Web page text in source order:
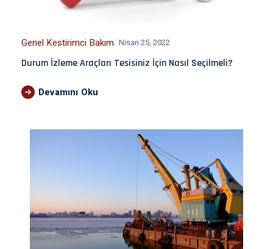
Genel Kestirimci Bakım Nisan 25, 2022
Durum İzleme Araçları Tesisiniz İçin Nasıl Seçilmeli?
Devamını Oku